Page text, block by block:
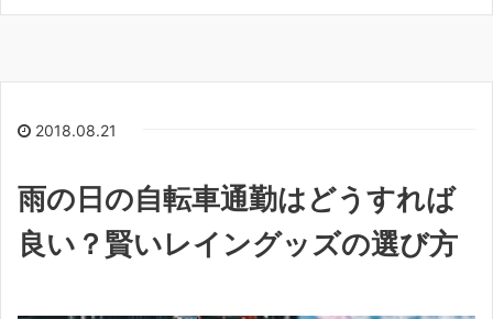
2018.08.21
雨の日の自転車通勤はどうすれば
良い？賢いレイングッズの選び方